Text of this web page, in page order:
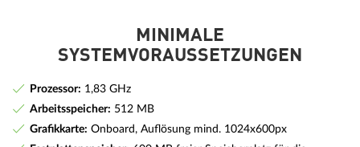
MINIMALE
SYSTEMVORAUSSETZUNGEN
Prozessor: 1,83 GHz
Arbeitsspeicher: 512 MB
Grafikkarte: Onboard, Auflösung mind. 1024x600px